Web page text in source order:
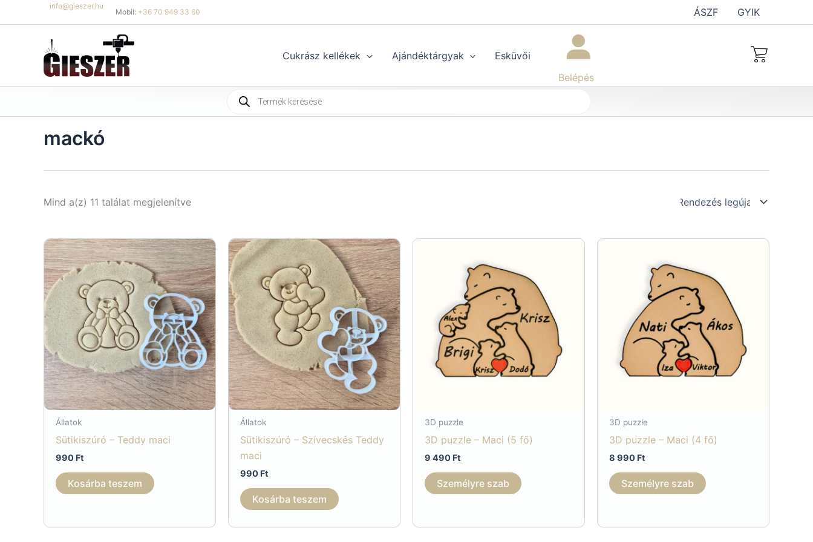
to
info@gieszer.hu
Mobil: +36 70 949 33 60 ÁSZF GYIK
Cukrász kellékek Ajándéktárgyak
Esküvői
Belépés
Products
search
mackó
Mind a(z) 11 találat megjelenítveSorted
Állatok
Sütikiszúró – Teddy maci
990 Ft
Kosárba teszem
Állatok
Sütikiszúró – Szívecskés Teddy
maci
990 Ft
Kosárba teszem
3D puzzle
3D puzzle – Maci (5 fő)
9 490 Ft
Személyre szab
3D puzzle
3D puzzle – Maci (4 fő)
8 990 Ft
Személyre szab